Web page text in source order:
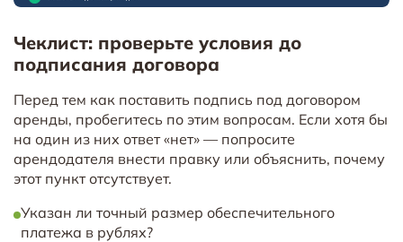
Чеклист: проверьте условия до
подписания договора
Перед тем как поставить подпись под договором
аренды, пробегитесь по этим вопросам. Если хотя бы
на один из них ответ «нет» — попросите
арендодателя внести правку или объяснить, почему
этот пункт отсутствует.
Указан ли точный размер обеспечительного
платежа в рублях?